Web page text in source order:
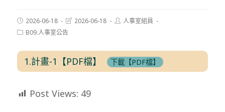
Post
published:
2026-06-18
Post
last
modified:
2026-06-18
Post人事室組員
PostB09.人事室公告
1.計畫-1【PDF檔】 下載【PDF檔】
Post Views: 49